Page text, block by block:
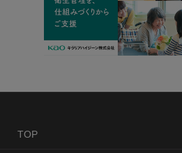
TOP